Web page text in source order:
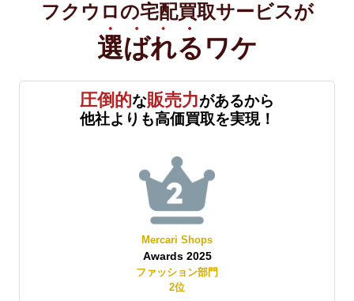
フクウロの宅配買取サービスが
選ばれる ワケ
圧倒的な販売力があるから
他社よりも高価買取を実現！
Mercari Shops
Awards 2025
ファッション部門
2位